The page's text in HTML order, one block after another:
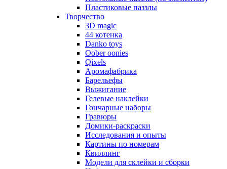
Пластиковые паззлы
Творчество
3D magic
44 котенка
Danko toys
Oober oonies
Qixels
Аромафабрика
Барельефы
Выжигание
Гелевые наклейки
Гончарные наборы
Гравюры
Домики-раскраски
Исследования и опыты
Картины по номерам
Квиллинг
Модели для склейки и сборки